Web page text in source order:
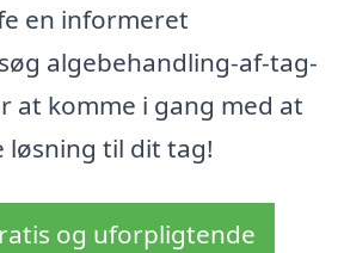
en informeret
algebehandling-af-tag-
at komme i gang med at
til dit tag!
og uforpligtende